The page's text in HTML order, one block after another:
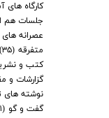
کارگاه های
جلسات هم
عصرانه های
متفرقه (۳۵)
کتب و
گزارشات و
نوشته های
گفت و گو (۱)